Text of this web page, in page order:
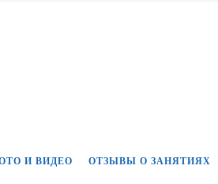
И ВИДЕО ОТЗЫВЫ О ЗАНЯТИЯХ